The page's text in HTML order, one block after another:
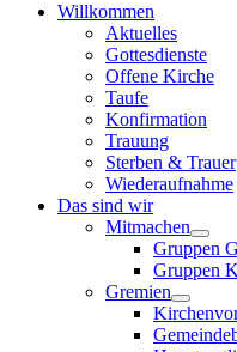
Willkommen
Aktuelles
Gottesdienste
Offene Kirche
Taufe
Konfirmation
Trauung
Sterben & Trauer
Wiederaufnahme
Das sind wir
Mitmachen
Gruppen
Gruppen
Gremien